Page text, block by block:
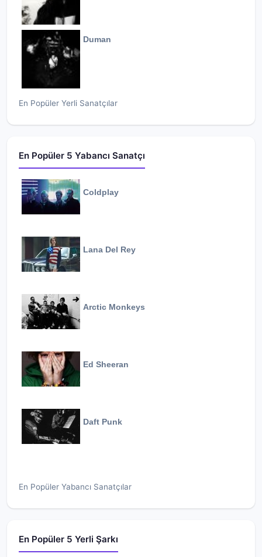
Duman
En Popüler Yerli Sanatçılar
En Popüler 5 Yabancı Sanatçı
Coldplay
Lana Del Rey
Arctic Monkeys
Ed Sheeran
Daft Punk
En Popüler Yabancı Sanatçılar
En Popüler 5 Yerli Şarkı